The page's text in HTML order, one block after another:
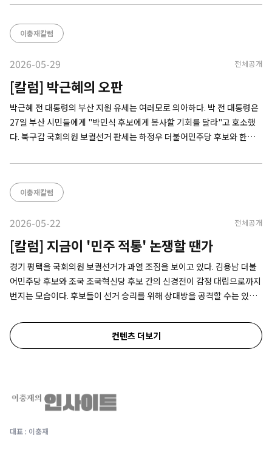
넘게 차이가 난다. 그런데도 유의동은 조국과 김용남이 치고받는 사이
이충재칼럼
2026-05-29 전체공개
[칼럼] 박근혜의 오판
박근혜 전 대통령의 부산 지원 유세는 여러모로 의아하다. 박 전 대통령은
27일 부산 시민들에게 "박민식 후보에게 봉사할 기회를 달라"고 호소했
다. 북구갑 국회의원 보궐선거 판세는 하정우 더불어민주당 후보와 한동
후보가 1위로 올라설 가능성은 거의 없어 보인다. 그런데 박 전 대통령은
이충재칼럼
2026-05-22 전체공개
[칼럼] 지금이 '민주 적통' 논쟁할 땐가
경기 평택을 국회의원 보궐선거가 과열 조짐을 보이고 있다. 김용남 더불
어민주당 후보와 조국 조국혁신당 후보 간의 신경전이 감정 대립으로까지
번지는 모습이다. 후보들이 선거 승리를 위해 상대방을 공격할 수는 있지
후로 미뤄놨던 통합 논의가 아예 물 건너가는 것 아닌가 하는 생각이 든다.
컨텐츠 더보기
대표 : 이충재